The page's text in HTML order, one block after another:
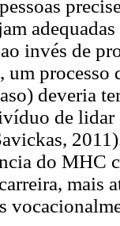
invés de
processo
deveria
de
do MHC
mais